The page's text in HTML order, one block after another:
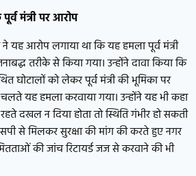
मंत्री पर आरोप
यह आरोप लगाया था कि यह हमला पूर्व मंत्री
तरीके से किया गया। उन्होंने दावा किया कि
घोटालों को लेकर पूर्व मंत्री की भूमिका पर
यह हमला करवाया गया। उन्होंने यह भी कहा
दखल न दिया होता तो स्थिति गंभीर हो सकती
से मिलकर सुरक्षा की मांग की करते हुए नगर
की जांच रिटायर्ड जज से करवाने की भी